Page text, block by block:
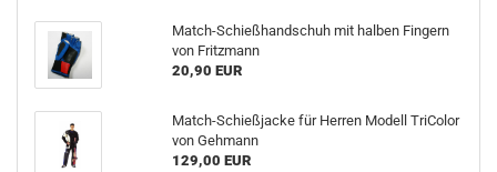
Match-Schießhandschuh mit halben Fingern
von Fritzmann
20,90 EUR
Match-Schießjacke für Herren Modell TriColor
von Gehmann
129,00 EUR